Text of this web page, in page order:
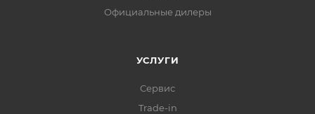
Официальные дилеры
УСЛУГИ
Сервис
Trade-in